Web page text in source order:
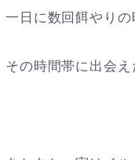
一日に数回餌やりの
その時間帯に出会え